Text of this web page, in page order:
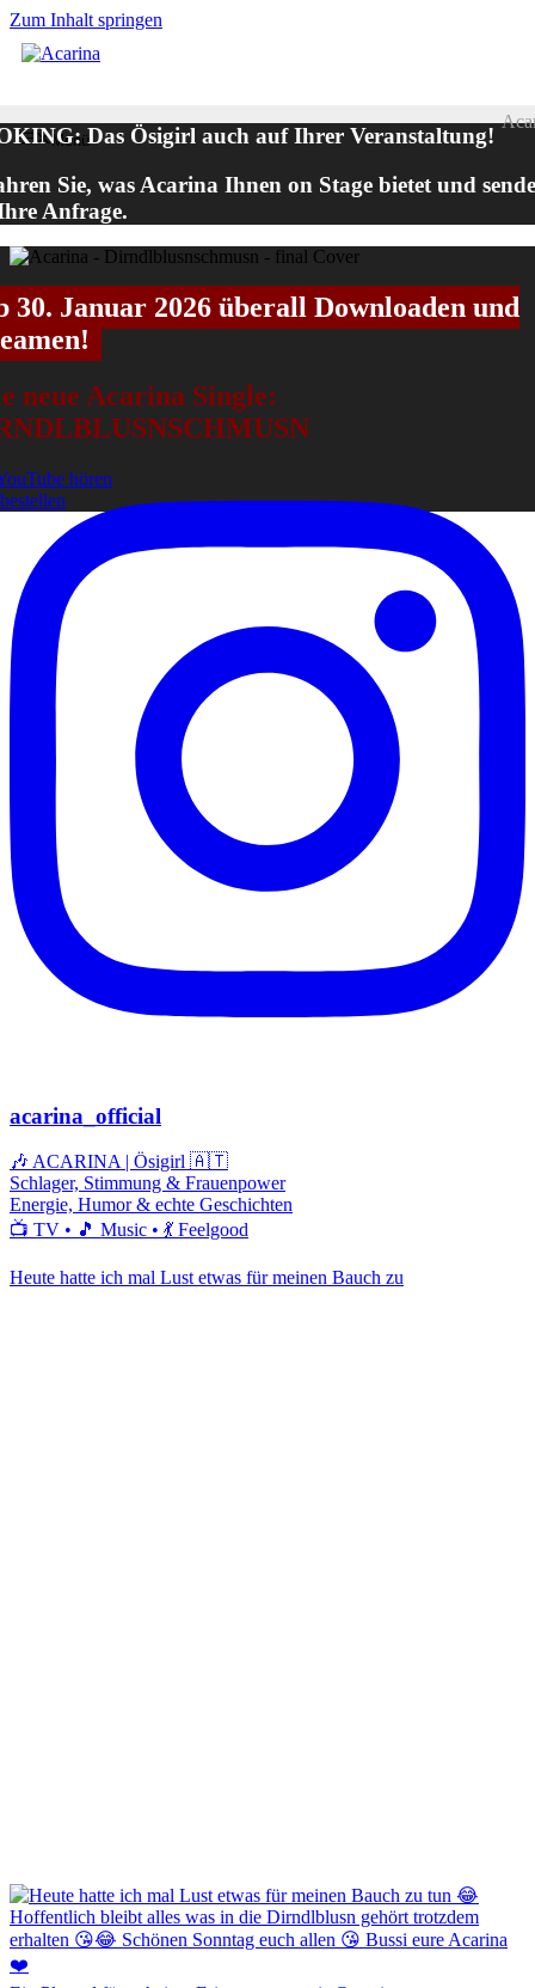
Zum Inhalt springen
MenüDas Ösigirl auch auf Ihrer Veranstaltung!
Sie, was Acarina Ihnen on Stage bietet und
Anfrage.
30. Januar 2026 überall Downloaden und
neue Acarina Single:
hören
acarina_official
🎶 ACARINA | Ösigirl 🇦🇹
Schlager, Stimmung & Frauenpower
Energie, Humor & echte Geschichten
📺 TV • 🎵 Music • 💃 Feelgood
Heute hatte ich mal Lust etwas für meinen Bauch zu